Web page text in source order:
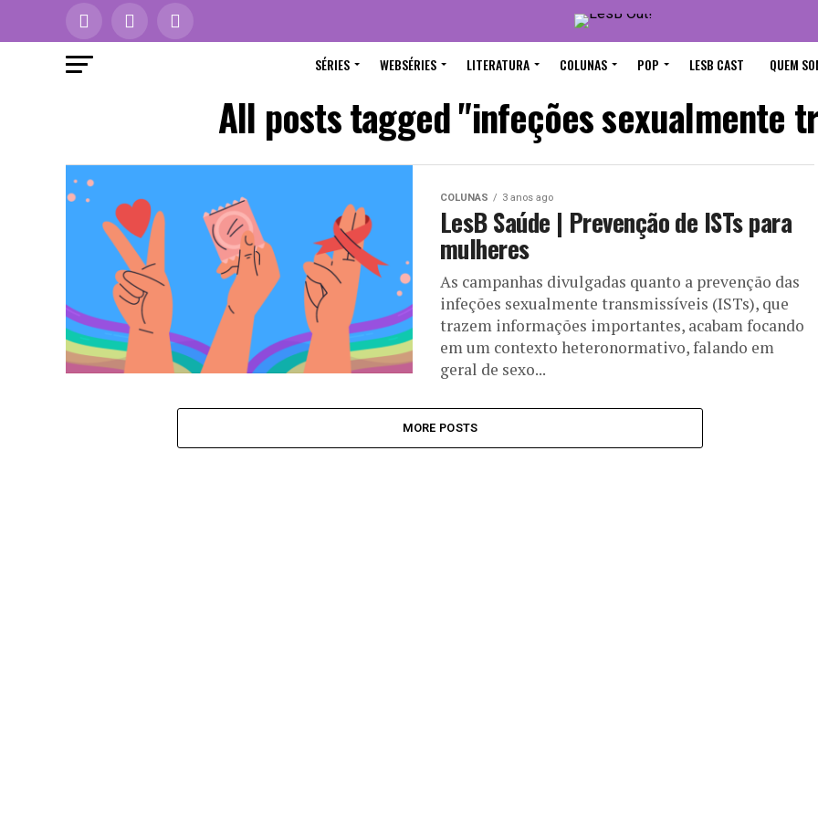
SÉRIES WEBSÉRIES LITERATURA COLUNAS POP LESB CAST QUEM
All posts tagged "infeções sexualmente
COLUNAS 3 anos ago
LesB Saúde | Prevenção de ISTs para
mulheres
As campanhas divulgadas quanto a prevenção das
infeções sexualmente transmissíveis (ISTs), que
trazem informações importantes, acabam focando
em um contexto heteronormativo, falando em
geral de sexo...
MORE POSTS